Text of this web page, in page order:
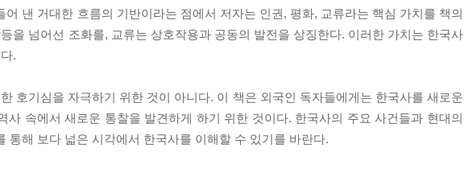
낸 거대한 흐름의 기반이라는 점에서 저자는 인권, 평화, 교류라는 핵심 가치를 책의
을 넘어선 조화를, 교류는 상호작용과 공동의 발전을 상징한다. 이러한 가치는 한국사
.
호기심을 자극하기 위한 것이 아니다. 이 책은 외국인 독자들에게는 한국사를 새로운
속에서 새로운 통찰을 발견하게 하기 위한 것이다. 한국사의 주요 사건들과 현대의
통해 보다 넓은 시각에서 한국사를 이해할 수 있기를 바란다.